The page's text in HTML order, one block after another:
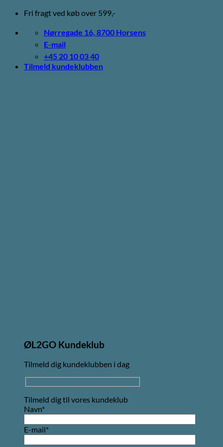
Fortsæt
indhold
Fri fragt ved køb over 599,-
Nørregade 16, 8700 Horsens
E-mail
+45 20 10 03 40
Tilmeld kundeklubben
ØL2GO Kundeklub
Tilmeld dig kundeklubben i dag
Tilmeld dig til vores kundeklub
Navn*
E-mail*